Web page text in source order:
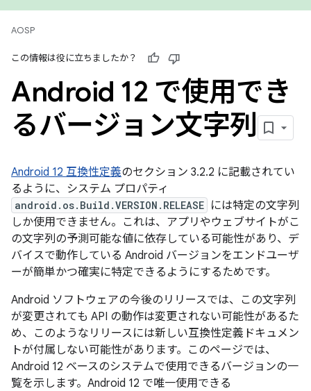
AOSP
この情報は役に立ちましたか？
Android 12 で使用でき
るバージョン文字列
Android 12 互換性定義のセクション 3.2.2 に記載されてい
るように、システム プロパティ
android.os.Build.VERSION.RELEASE には特定の文字列
しか使用できません。これは、アプリやウェブサイトがこ
の文字列の予測可能な値に依存している可能性があり、デ
バイスで動作している Android バージョンをエンドユーザ
ーが簡単かつ確実に特定できるようにするためです。
Android ソフトウェアの今後のリリースでは、この文字列
が変更されても API の動作は変更されない可能性があるた
め、このようなリリースには新しい互換性定義ドキュメン
トが付属しない可能性があります。このページでは、
Android 12 ベースのシステムで使用できるバージョンの一
覧を示します。Android 12 で唯一使用できる